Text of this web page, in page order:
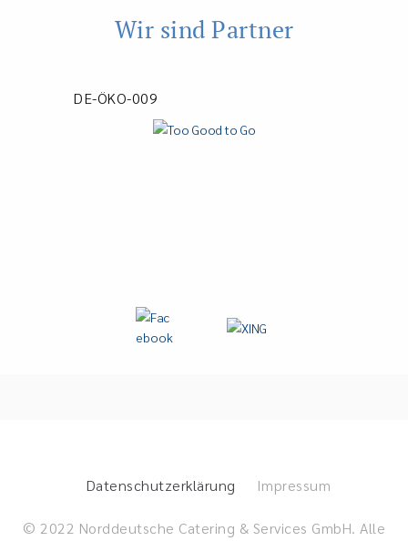
Wir sind Partner
DE-ÖKO-009
Datenschutzerklärung Impressum
© 2022 Norddeutsche Catering & Services GmbH. Alle